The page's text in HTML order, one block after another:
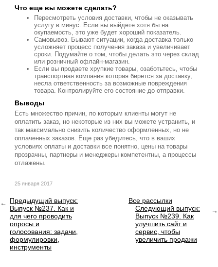
Что еще вы можете сделать?
Пересмотреть условия доставки, чтобы не оказывать
услугу в минус. Если вы выйдете хотя бы на
окупаемость, это уже будет хороший показатель.
Самовывоз. Бывают ситуации, когда доставка только
усложняет процесс получения заказа и увеличивает
сроки. Подумайте о том, чтобы делать это через склад
или розничный офлайн-магазин.
Если вы продаете хрупкие товары, озаботьтесь, чтобы
транспортная компания которая берется за доставку,
несла ответственность за возможные повреждения
товара. Контролируйте его состояние до отправки.
Выводы
Есть множество причин, по которым клиенты могут не
оплатить заказ, но некоторые из них вы можете устранить, и
так максимально снизить количество оформленных, но не
оплаченных заказов. Еще раз убедитесь, что в ваших
условиях оплаты и доставки все понятно, цены на товары
прозрачны, партнеры и менеджеры компетентны, а процессы
отлажены.
25 января 2017
Предыдущий выпуск:
Выпуск №237. Как и
для чего проводить
опросы и
голосования: задачи,
формулировки,
инструменты
Все рассылки
Следующий выпуск:
Выпуск №239. Как
улучшить сайт и
сервис, чтобы
увеличить продажи